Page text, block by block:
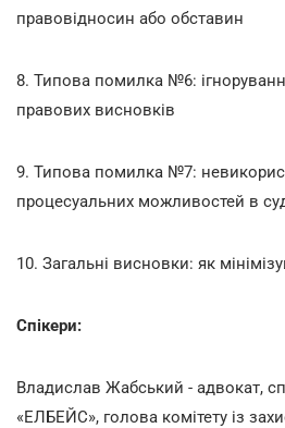
правовідносин або обставин
8. Типова помилка №6:
правових висновків
9. Типова помилка №7:
процесуальних можливостей в
10. Загальні висновки: як
Спікери:
Владислав Жабський - адвокат,
«ЕЛБЕЙС», голова комітету із